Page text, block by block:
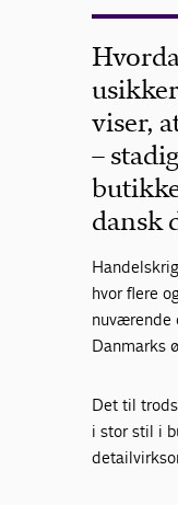
viser,
–
dansk
hvor flere
nuværende
Danmarks
Det til
i stor stil i